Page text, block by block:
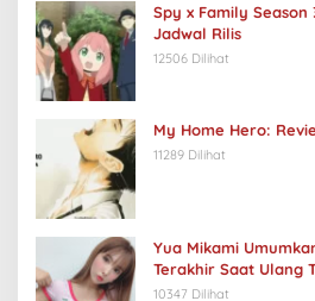
Spy x Family
Jadwal Rilis
12506 Dilihat
My Home Hero:
11289 Dilihat
Yua Mikami
Terakhir Saat Ulang
10347 Dilihat